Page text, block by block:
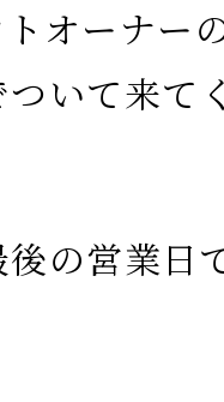
オーナー
いて来て
の営業日